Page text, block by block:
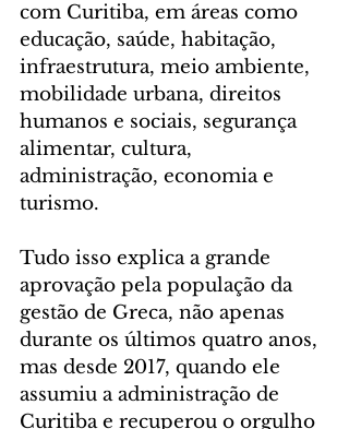
com Curitiba, em áreas como
educação, saúde, habitação,
infraestrutura, meio ambiente,
mobilidade urbana, direitos
humanos e sociais, segurança
alimentar, cultura,
administração, economia e
turismo.
Tudo isso explica a grande
aprovação pela população da
gestão de Greca, não apenas
durante os últimos quatro anos,
mas desde 2017, quando ele
assumiu a administração de
Curitiba e recuperou o orgulho